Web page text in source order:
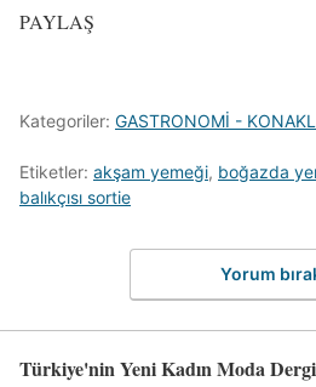
PAYLAŞ
Kategoriler: GASTRONOMİ -
Etiketler: akşam yemeği, boğazda
balıkçısı sortie
Yorum
Türkiye'nin Yeni Kadın Moda